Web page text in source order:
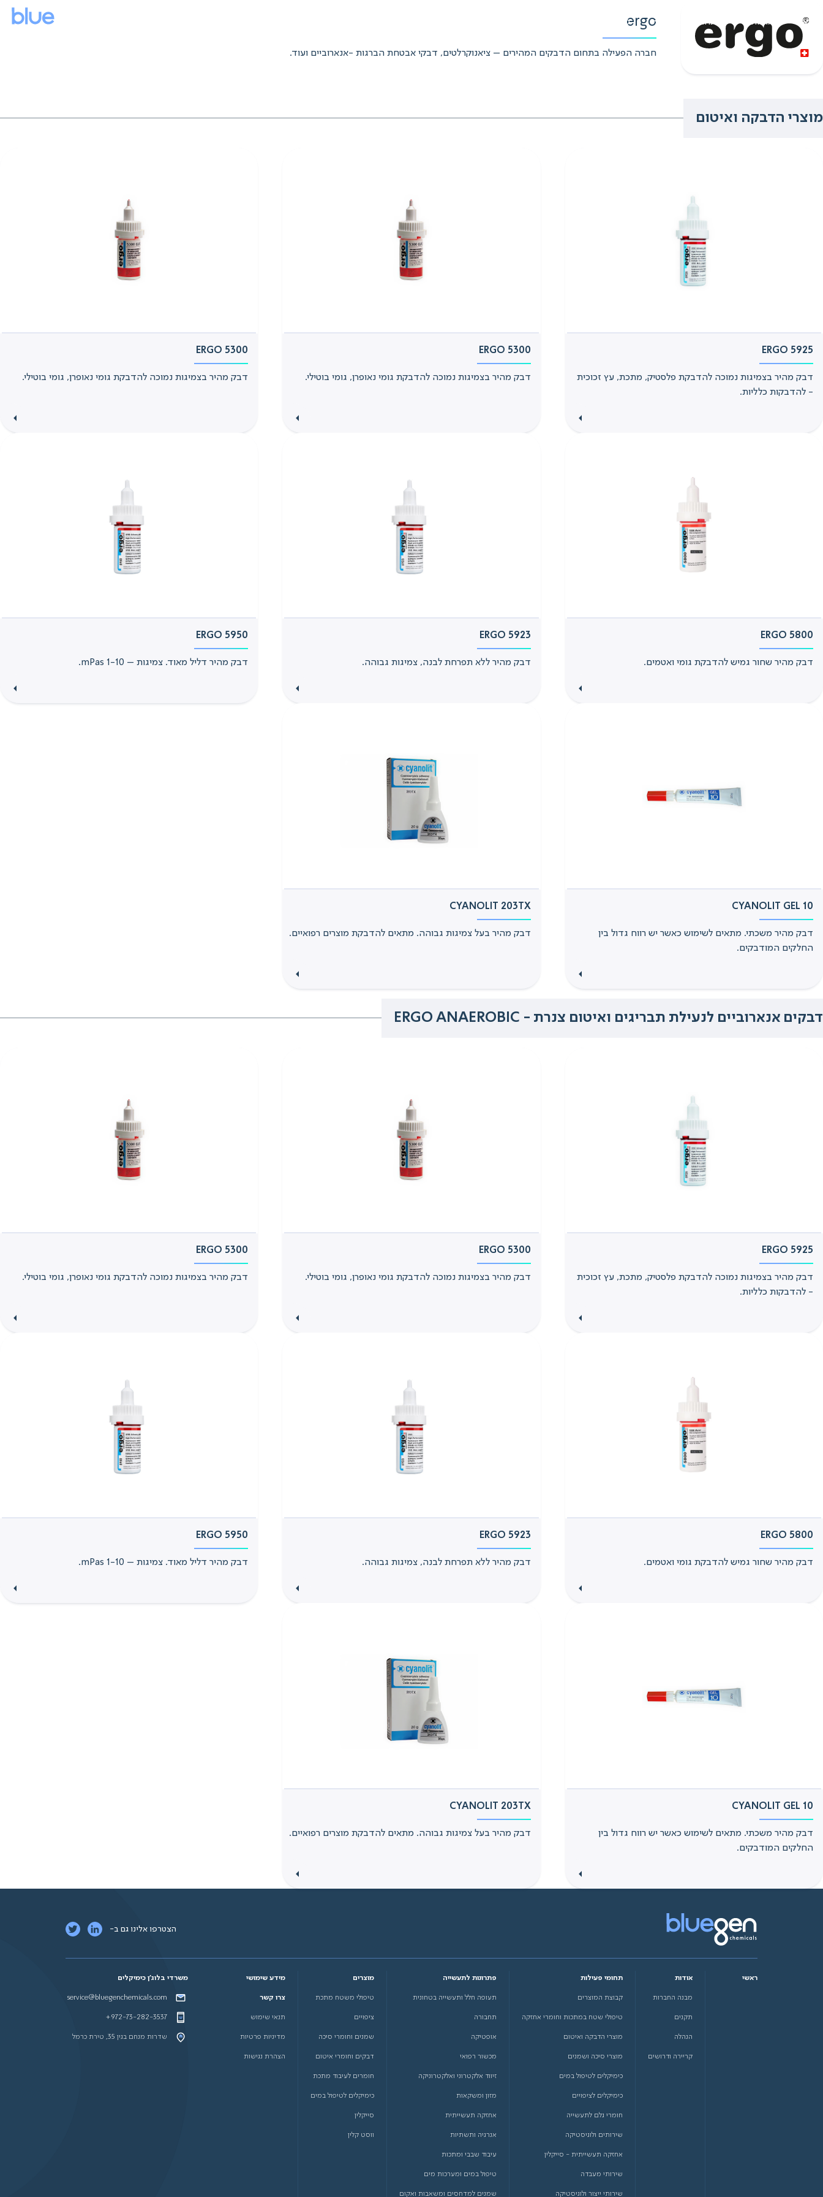
content
ראשי אודות תחומי פעילות פתרונות לתעשיותergo
חברה הפעילה בתחום הדבקים המהירים – ציאנוקרלטים, דבקי אבטחת הברגות -אנארוביים ועוד.
מוצרי הדבקה ואיטום
ERGO 5925
דבק מהיר בצמיגות נמוכה להדבקת פלסטיק, מתכת, עץ זכוכית
- להדבקות כלליות.
ERGO 5300
דבק מהיר בצמיגות נמוכה להדבקת גומי נאופרן, גומי בוטילי.
ERGO 5300
דבק מהיר בצמיגות נמוכה להדבקת גומי נאופרן, גומי בוטילי.
ERGO 5800
דבק מהיר שחור גמיש להדבקת גומי ואטמים.
ERGO 5923
דבק מהיר ללא תפרחת לבנה, צמיגות גבוהה.
ERGO 5950
דבק מהיר דליל מאוד. צמיגות – 1-10 mPas.
CYANOLIT GEL 10
דבק מהיר משכתי. מתאים לשימוש כאשר יש רווח גדול בין
החלקים המודבקים.
CYANOLIT 203TX
דבק מהיר בעל צמיגות גבוהה. מתאים להדבקת מוצרים רפואיים.
דבקים אנארוביים לנעילת תבריגים ואיטום צנרת - ERGO ANAEROBIC
ERGO 5925
דבק מהיר בצמיגות נמוכה להדבקת פלסטיק, מתכת, עץ זכוכית
- להדבקות כלליות.
ERGO 5300
דבק מהיר בצמיגות נמוכה להדבקת גומי נאופרן, גומי בוטילי.
ERGO 5300
דבק מהיר בצמיגות נמוכה להדבקת גומי נאופרן, גומי בוטילי.
ERGO 5800
דבק מהיר שחור גמיש להדבקת גומי ואטמים.
ERGO 5923
דבק מהיר ללא תפרחת לבנה, צמיגות גבוהה.
ERGO 5950
דבק מהיר דליל מאוד. צמיגות – 1-10 mPas.
CYANOLIT GEL 10
דבק מהיר משכתי. מתאים לשימוש כאשר יש רווח גדול בין
החלקים המודבקים.
CYANOLIT 203TX
דבק מהיר בעל צמיגות גבוהה. מתאים להדבקת מוצרים רפואיים.
הצטרפו אלינו גם ב-
ראשי אודות
מבנה החברות
תקנים
הנהלה
קריירה ודרושים
תחומי פעילות
קבוצת המוצרים
טיפולי שטח במתכות וחומרי אחזקה
מוצרי הדבקה ואיטום
מוצרי סיכה ושמנים
כימיקלים לטיפול במים
כימיקלים לציפויים
חומרי גלם לתעשייה
שירותים ולוגיסטיקה
אחזקה תעשייתית - סייקלין
שירותי מעבדה
שירותי ייצור ולוגיסטיקה
פתרונות לתעשייה
תעופה חלל ותעשייה בטחונית
תחבורה
אופטיקה
מכשור רפואי
זיווד אלקטרוני ואלקטרוניקה
מזון ומשקאות
אחזקה תעשייתית
אנרגיה ותשתיות
עיבוד שבבי ומתכות
טיפול במים ומערכות מים
שמנים למדחסים ומשאבות ואקום
מוצרים
טיפולי משטח מתכת
ציפויים
שמנים וחומרי סיכה
דבקים וחומרי איטום
חומרים לעיבוד מתכת
כימיקלים לטיפול במים
סייקלין
ווסט קלין
מידע שימושי
צרו קשר
תנאי שימוש
מדיניות פרטיות
הצהרת נגישות
משרדי בלוג'ן כימיקלים
service@bluegenchemicals.com
+972-73-282-3537
שדרות מנחם בגין 35, טירת כרמל